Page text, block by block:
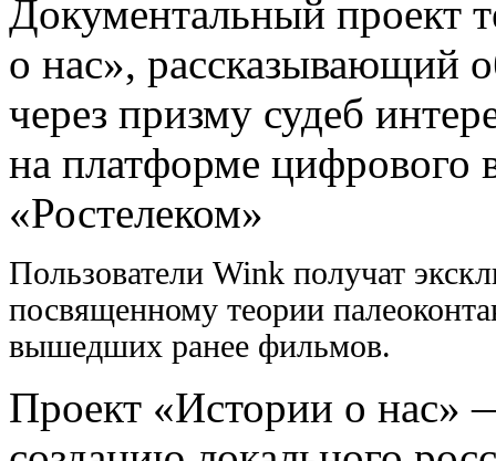
Документальный проект
о нас», рассказывающий
через призму судеб
на платформе цифрового
«Ростелеком»
Пользователи Wink получат
посвященному теории
вышедших ранее фильмов.
Проект «Истории о